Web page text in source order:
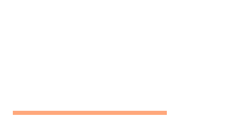
e está sempre metida em confusões. Colegas assim